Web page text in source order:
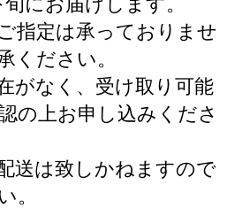
指定は承っておりませ
ください。
がなく、受け取り可能
の上お申し込みくださ
送は致しかねますので
。